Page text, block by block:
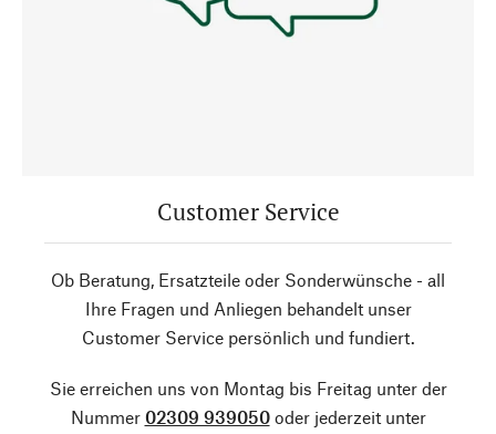
Customer Service
Ob Beratung, Ersatzteile oder Sonderwünsche - all
Ihre Fragen und Anliegen behandelt unser
Customer Service persönlich und fundiert.
Sie erreichen uns von Montag bis Freitag unter der
Nummer 02309 939050oder jederzeit unter